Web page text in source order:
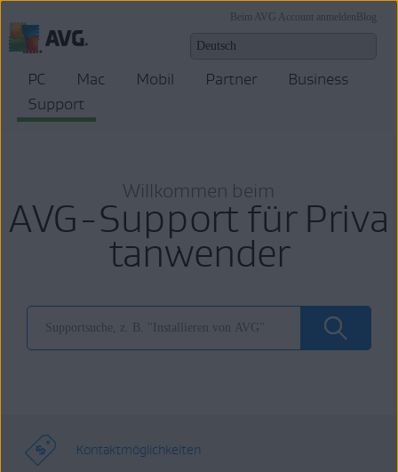
Blog
Beim AVG Account anmelden
PC Mac Mobil Partner
Business
Support
Willkommen beim
AVG-Support für Priva
tanwender
Kontaktmöglichkeiten